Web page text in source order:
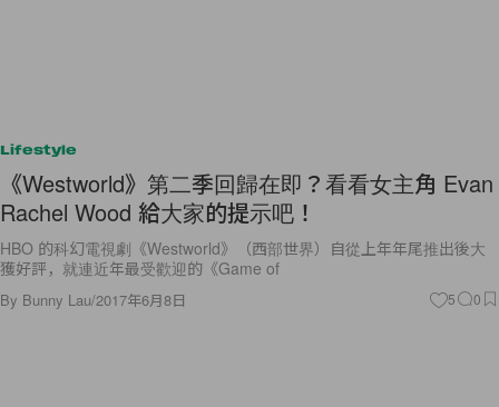
Lifestyle
《Westworld》第二季回歸在即？看看女主角 Evan
Rachel Wood 給大家的提示吧！
HBO 的科幻電視劇《Westworld》（西部世界）自從上年年尾推出後大
獲好評，就連近年最受歡迎的《Game of
By Bunny Lau/2017年6月8日 5 0